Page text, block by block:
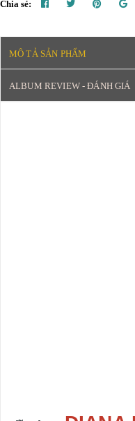
Chia sẻ:
MÔ TẢ SẢN PHẨM
ALBUM REVIEW - ĐÁNH GIÁ